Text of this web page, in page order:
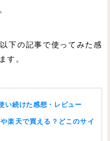
下の記事で使ってみた感
す。
い続けた感想・レビュー
楽天で買える？どこのサイ